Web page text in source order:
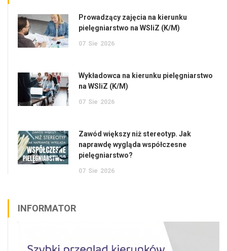
Prowadzący zajęcia na kierunku
pielęgniarstwo na WSIiZ (K/M)
07 Sie 2026
Wykładowca na kierunku pielęgniarstwo
na WSIiZ (K/M)
07 Sie 2026
Zawód większy niż stereotyp. Jak
naprawdę wygląda współczesne
pielęgniarstwo?
07 Sie 2026
INFORMATOR